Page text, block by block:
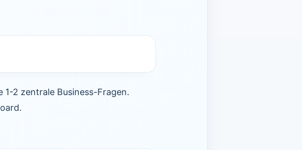
1-2 zentrale Business-Fragen.